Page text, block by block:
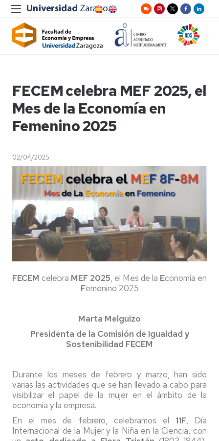
FECEM celebra MEF 2025, el
Mes de la Economía en
Femenino 2025
02/04/2025
FECEM celebra MEF 2025, el Mes de la Economía en
Femenino 2025
Marta Melguizo
Presidenta de la Comisión de Igualdad y
Sostenibilidad FECEM
Durante los meses de febrero y marzo, han sido
varias las actividades que se han llevado a cabo para
visibilizar el papel de la mujer en el ámbito de la
economía y la empresa.
En el mes de febrero, celebramos el 11F, Día
Internacional de la Mujer y la Niña en la Ciencia, con